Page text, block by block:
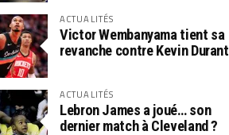
ACTUALITÉS
Victor Wembanyama tient sa
revanche contre Kevin Durant
ACTUALITÉS
Lebron James a joué… son
dernier match à Cleveland ?